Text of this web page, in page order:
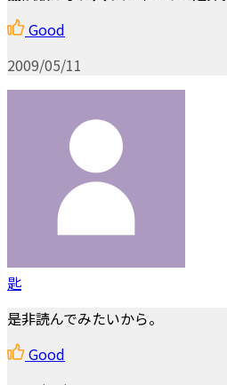
Good
2009/05/11
匙
是非読んでみたいから。
Good